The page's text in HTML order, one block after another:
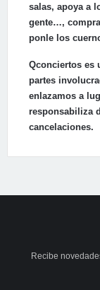
salas, apoya a
gente…,
ponle los
Qconciertos es
partes
enlazamos a
responsabiliza
cancelaciones.
Recibe